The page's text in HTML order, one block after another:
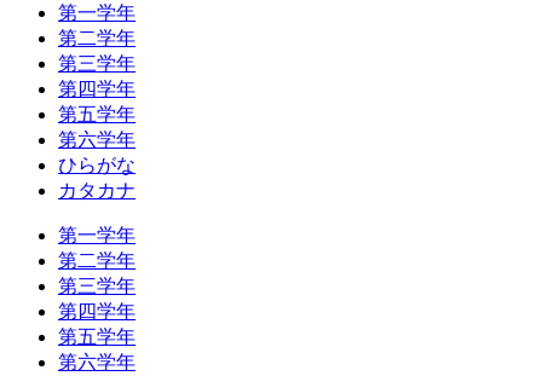
第一学年
第二学年
第三学年
第四学年
第五学年
第六学年
ひらがな
カタカナ
第一学年
第二学年
第三学年
第四学年
第五学年
第六学年